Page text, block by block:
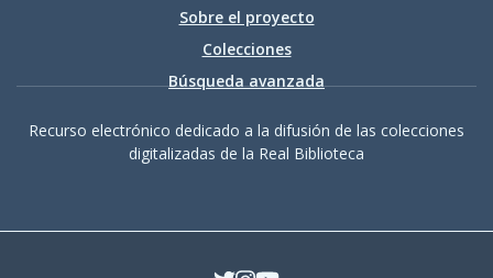
Sobre el proyecto
Colecciones
Búsqueda avanzada
Recurso electrónico dedicado a la difusión de las colecciones
digitalizadas de la Real Biblioteca